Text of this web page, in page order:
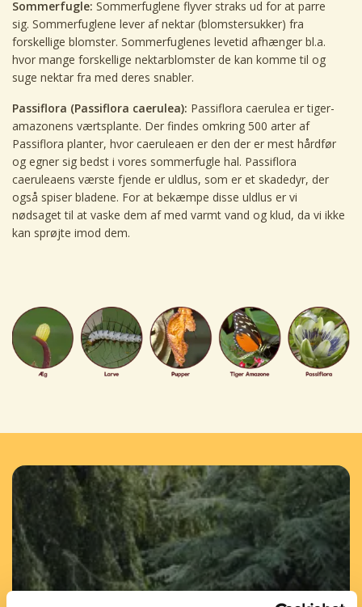
Sommerfugle: Sommerfuglene flyver straks ud for at parre
sig. Sommerfuglene lever af nektar (blomstersukker) fra
forskellige blomster. Sommerfuglenes levetid afhænger bl.a.
hvor mange forskellige nektarblomster de kan komme til og
suge nektar fra med deres snabler.
Passiflora (Passiflora caerulea): Passiflora caerulea er tiger-
amazonens værtsplante. Der findes omkring 500 arter af
Passiflora planter, hvor caeruleaen er den der er mest hårdfør
og egner sig bedst i vores sommerfugle hal. Passiflora
caeruleaens værste fjende er uldlus, som er et skadedyr, der
også spiser bladene. For at bekæmpe disse uldlus er vi
nødsaget til at vaske dem af med varmt vand og klud, da vi ikke
kan sprøjte imod dem.